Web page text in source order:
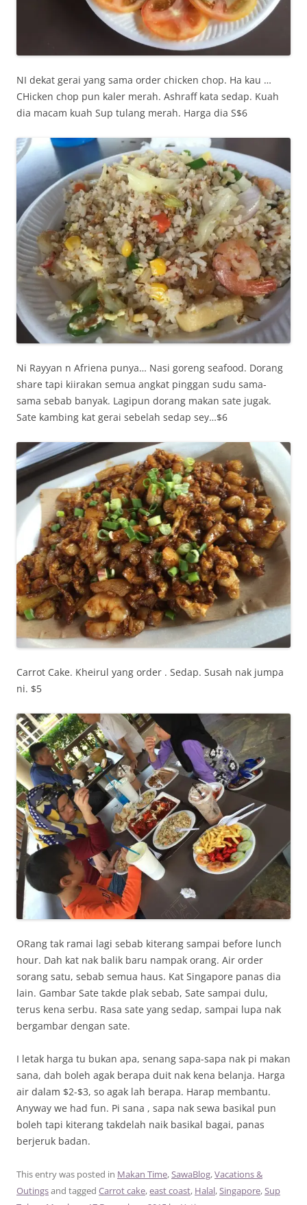
NI dekat gerai yang sama order chicken chop. Ha kau …
CHicken chop pun kaler merah. Ashraff kata sedap. Kuah
dia macam kuah Sup tulang merah. Harga dia S$6
Ni Rayyan n Afriena punya… Nasi goreng seafood. Dorang
share tapi kiirakan semua angkat pinggan sudu sama-
sama sebab banyak. Lagipun dorang makan sate jugak.
Sate kambing kat gerai sebelah sedap sey…$6
Carrot Cake. Kheirul yang order . Sedap. Susah nak jumpa
ni. $5
ORang tak ramai lagi sebab kiterang sampai before lunch
hour. Dah kat nak balik baru nampak orang. Air order
sorang satu, sebab semua haus. Kat Singapore panas dia
lain. Gambar Sate takde plak sebab, Sate sampai dulu,
terus kena serbu. Rasa sate yang sedap, sampai lupa nak
bergambar dengan sate.
I letak harga tu bukan apa, senang sapa-sapa nak pi makan
sana, dah boleh agak berapa duit nak kena belanja. Harga
air dalam $2-$3, so agak lah berapa. Harap membantu.
Anyway we had fun. Pi sana , sapa nak sewa basikal pun
boleh tapi kiterang takdelah naik basikal bagai, panas
berjeruk badan.
This entry was posted in Makan Time,SawaBlog,Vacations &
Outingsand tagged Carrot cake,east coast, Halal,Singapore,Sup